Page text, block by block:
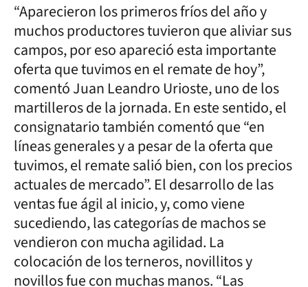
“Aparecieron los primeros fríos del año y
muchos productores tuvieron que aliviar sus
campos, por eso apareció esta importante
oferta que tuvimos en el remate de hoy”,
comentó Juan Leandro Urioste, uno de los
martilleros de la jornada. En este sentido, el
consignatario también comentó que “en
líneas generales y a pesar de la oferta que
tuvimos, el remate salió bien, con los precios
actuales de mercado”. El desarrollo de las
ventas fue ágil al inicio, y, como viene
sucediendo, las categorías de machos se
vendieron con mucha agilidad. La
colocación de los terneros, novillitos y
novillos fue con muchas manos. “Las